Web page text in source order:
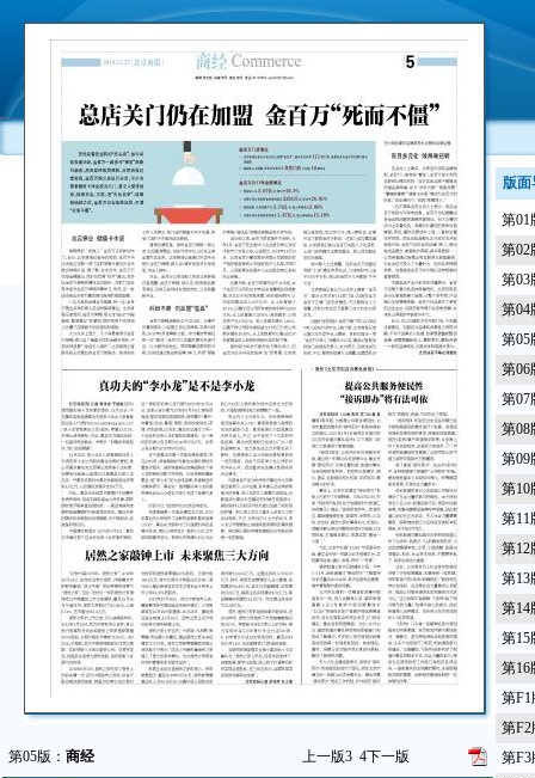
第05版： 商经 上一版3 4下一版
版面
第01
第02
第03
第04
第05
第06
第07
第08
第09
第10
第11
第12
第13
第14
第15
第16
第F1
第F2
第F3